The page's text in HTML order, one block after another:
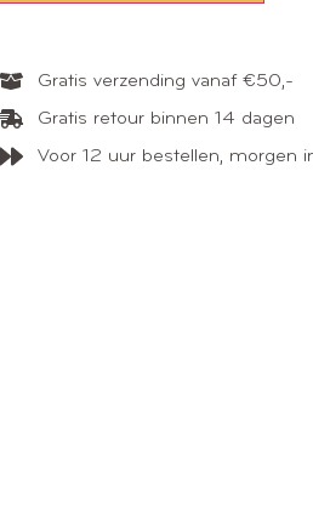
Gratis verzending vanaf €50,-
Gratis retour binnen 14 dagen
Voor 12 uur bestellen, morgen